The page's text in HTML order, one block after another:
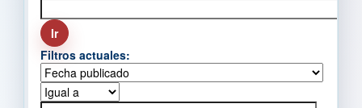
Filtros actuales: